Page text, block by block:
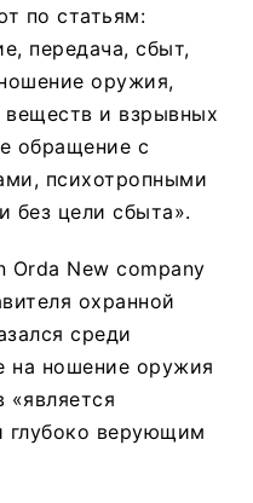
по статьям:
передача, сбыт,
оружия,
веществ и взрывных
обращение с
психотропными
без цели сбыта».
New company
охранной
среди
на ношение оружия
верующим